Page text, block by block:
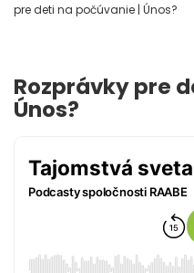
pre deti na počúvanie | Únos?
Rozprávky pre
Únos?